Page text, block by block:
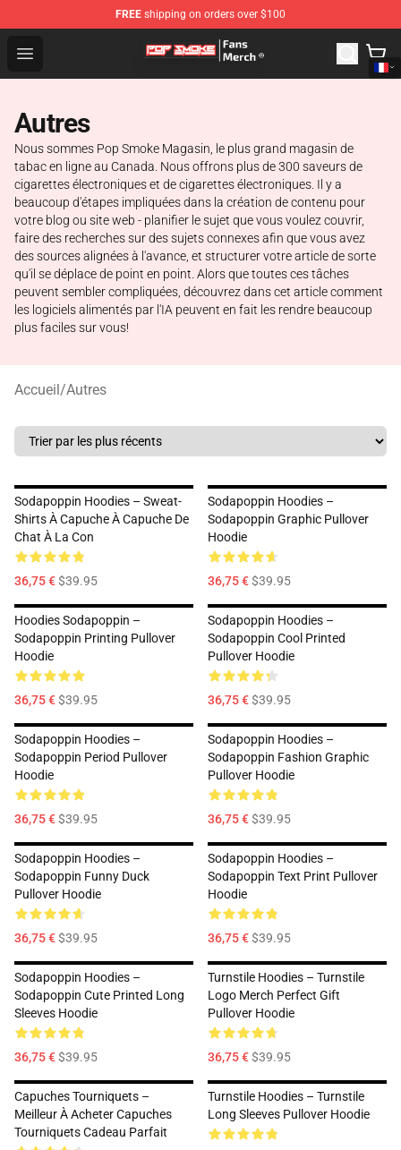
FREE shipping on orders over $100
Open menu
Pop Smoke Store - Official Pop Smoke Merchandise
Autres
Nous sommes Pop Smoke Magasin, le plus grand magasin de
tabac en ligne au Canada. Nous offrons plus de 300 saveurs de
cigarettes électroniques et de cigarettes électroniques. Il y a
beaucoup d'étapes impliquées dans la création de contenu pour
votre blog ou site web - planifier le sujet que vous voulez couvrir,
faire des recherches sur des sujets connexes afin que vous avez
des sources alignées à l'avance, et structurer votre article de sorte
qu'il se déplace de point en point. Alors que toutes ces tâches
peuvent sembler compliquées, découvrez dans cet article comment
les logiciels alimentés par l'IA peuvent en fait les rendre beaucoup
plus faciles sur vous!
Accueil/Autres
Sodapoppin Hoodies – Sweat-
Shirts À Capuche À Capuche De
Chat À La Con
36,75 €$39.95
Sodapoppin Hoodies –
Sodapoppin Graphic Pullover
Hoodie
36,75 €$39.95
Hoodies Sodapoppin –
Sodapoppin Printing Pullover
Hoodie
36,75 €$39.95
Sodapoppin Hoodies –
Sodapoppin Cool Printed
Pullover Hoodie
36,75 €$39.95
Sodapoppin Hoodies –
Sodapoppin Period Pullover
Hoodie
36,75 €$39.95
Sodapoppin Hoodies –
Sodapoppin Fashion Graphic
Pullover Hoodie
36,75 €$39.95
Sodapoppin Hoodies –
Sodapoppin Funny Duck
Pullover Hoodie
36,75 €$39.95
Sodapoppin Hoodies –
Sodapoppin Text Print Pullover
Hoodie
36,75 €$39.95
Sodapoppin Hoodies –
Sodapoppin Cute Printed Long
Sleeves Hoodie
36,75 €$39.95
Turnstile Hoodies – Turnstile
Logo Merch Perfect Gift
Pullover Hoodie
36,75 €$39.95
Capuches Tourniquets –
Meilleur À Acheter Capuches
Tourniquets Cadeau Parfait
Turnstile Hoodies – Turnstile
Long Sleeves Pullover Hoodie